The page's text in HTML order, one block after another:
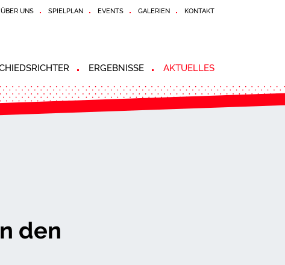
ÜBER UNS SPIELPLAN EVENTS GALERIEN KONTAKT
ERGEBNISSE AKTUELLES
den